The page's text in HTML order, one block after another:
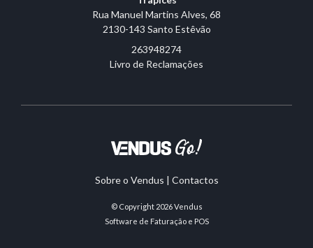
Rua Manuel Martins Alves, 68
2130-143 Santo Estêvão
263948274
Livro de Reclamações
Sobre o Vendus | Contactos
© Copyright 2026Vendus
Software de Faturação e POS